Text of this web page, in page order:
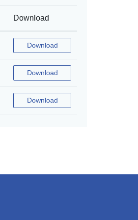
Download
Download
Download
Download